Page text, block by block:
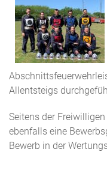
Allentsteigs
Seitens der
ebenfalls eine
Bewerb in der